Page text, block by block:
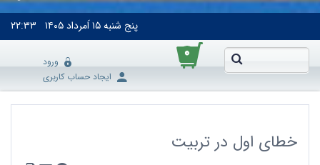
پنج شنبه۱۵ اَمرداد ۱۴۰۵ ۲۲:۳۳
۰
ورود
ایجاد حساب کاربری
خطای اول در تربیت